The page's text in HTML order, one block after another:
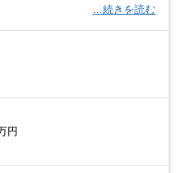
…続きを読む
円